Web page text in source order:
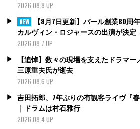
2026.08.8 UP
NEW
【8月7日更新】パール創業80周
カルヴィン・ロジャースの出演が決定
2026.08.7 UP
【追悼】数々の現場を支えたドラマ
三原重夫氏が逝去
2026.08.6 UP
吉田拓郎、7年ぶりの有観客ライヴ『
｜ドラムは村石雅行
2026.08.4 UP